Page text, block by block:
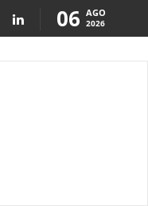
06 AGO
2026